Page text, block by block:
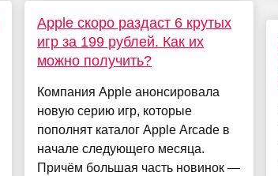
Apple скоро раздаст 6 крутых
игр за 199 рублей. Как их
можно получить?
Компания Apple анонсировала
новую серию игр, которые
пополнят каталог Apple Arcade в
начале следующего месяца.
Причём большая часть новинок —